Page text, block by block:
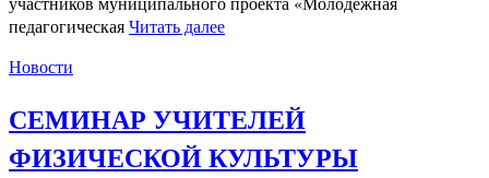
педагогическаяЧитать далее
Новости
СЕМИНАР УЧИТЕЛЕЙ
ФИЗИЧЕСКОЙ КУЛЬТУРЫ